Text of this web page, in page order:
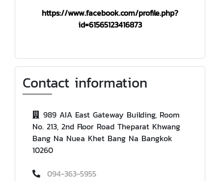
https://www.facebook.com/profile.php?
id=61565123416873
Contact information
989 AIA East Gateway Building, Room
No. 213, 2nd Floor Road Theparat Khwang
Bang Na Nuea Khet Bang Na Bangkok
10260
094-363-5955